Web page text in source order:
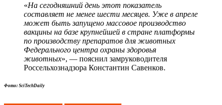
«На сегодняшний день этот показатель
составляет не менее шести месяцев. Уже в апреле
может быть запущено массовое производство
вакцины на базе крупнейшей в стране платформы
по производству препаратов для животных
Федерального центра охраны здоровья
животных», — пояснил замруководителя
Россельхознадзора Константин Савенков.
Фото: SciTechDaily